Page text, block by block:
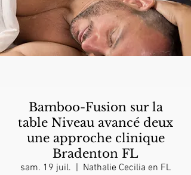
Bamboo-Fusion sur la
table Niveau avancé deux
une approche clinique
Bradenton FL
sam. 19 juil.
  |
Nathalie Cecilia en FL